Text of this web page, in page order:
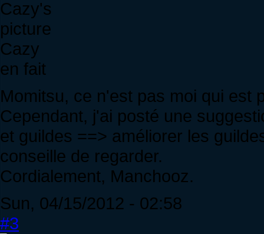
Cazy
en fait
Momitsu, ce n'est pas moi qui est
Cependant, j'ai posté une
et guildes ==> améliorer les
conseille de regarder.
Cordialement, Manchooz.
Sun, 04/15/2012 - 02:58
#3